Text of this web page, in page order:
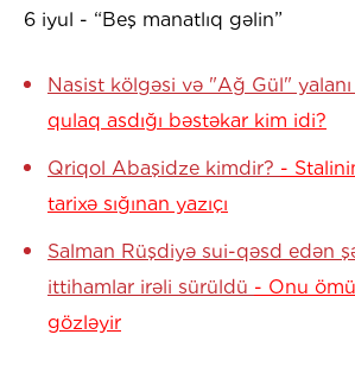
6 iyul - “Beş manatlıq gəlin”
Nasist kölgəsi və "Ağ Gül" yalanı
qulaq asdığı bəstəkar kim idi?
Qriqol Abaşidze kimdir? -
tarixə sığınan yazıçı
Salman Rüşdiyə sui-qəsd edən
ittihamlar irəli sürüldü - Onu
gözləyir